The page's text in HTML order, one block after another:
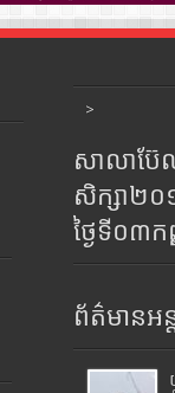
>
សាលាប៊ែ
សិក្សា២
ថ្ងៃទី០៣
ព័ត៌មានអន្